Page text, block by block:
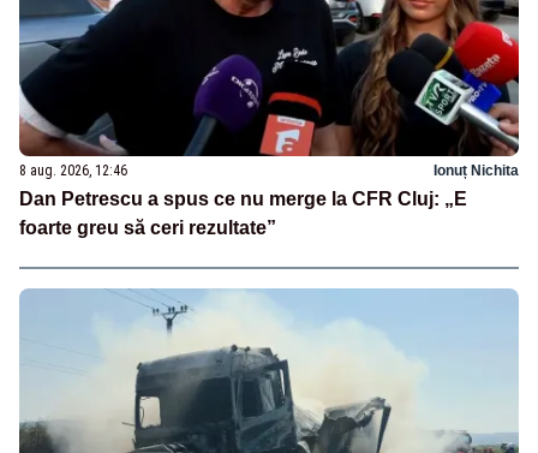
8 aug. 2026, 12:46 Ionuț Nichita
Dan Petrescu a spus ce nu merge la CFR Cluj: „E
foarte greu să ceri rezultate”